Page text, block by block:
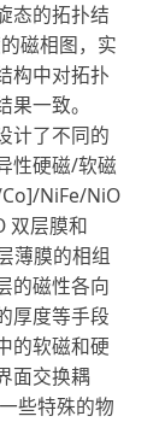
态的拓扑结
磁相图，实
构中对拓扑
一致。
了不同的
性硬磁/软磁
NiFe/NiO
双层膜和
薄膜的相组
的磁性各向
厚度等手段
的软磁和硬
面交换耦
些特殊的物